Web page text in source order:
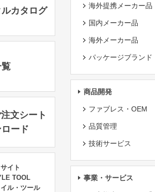
カタログ
文シート
ード
イト
TOOL
ル・ツール
海外提携メーカー品
国内メーカー品
海外メーカー品
パッケージブランド
商品開発
ファブレス・OEM
品質管理
技術サービス
事業・サービス